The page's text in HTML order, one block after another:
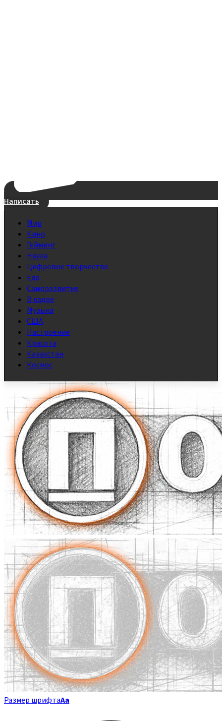
Написать
Мир
Кино
Гейминг
Наука
Цифровое творчество
Еда
Саморазвитие
В кадре
Музыка
США
Настроение
Красота
Казахстан
Космос
Размер шрифтаАа